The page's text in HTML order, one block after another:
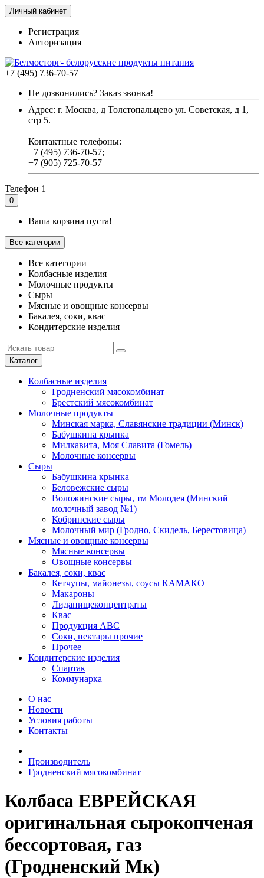
Личный кабинет
Регистрация
Авторизация
+7 (495) 736-70-57
Не дозвонились? Заказ звонка!
Адрес: г. Москва, д Толстопальцево ул. Советская, д 1,
стр 5.
Контактные телефоны:
+7 (495) 736-70-57;
+7 (905) 725-70-57
Телефон 1
0
Ваша корзина пуста!
Все категории
Все категории
Колбасные изделия
Молочные продукты
Сыры
Мясные и овощные консервы
Бакалея, соки, квас
Кондитерские изделия
Каталог
Колбасные изделия
Гродненский мясокомбинат
Брестский мясокомбинат
Молочные продукты
Минская марка, Славянские традиции (Минск)
Бабушкина крынка
Милкавита, Моя Славита (Гомель)
Молочные консервы
Сыры
Бабушкина крынка
Беловежские сыры
Воложинские сыры, тм Молодея (Минский
молочный завод №1)
Кобринские сыры
Молочный мир (Гродно, Скидель, Берестовица)
Мясные и овощные консервы
Мясные консервы
Овощные консервы
Бакалея, соки, квас
Кетчупы, майонезы, соусы КАМАКО
Макароны
Лидапищеконцентраты
Квас
Продукция АВС
Соки, нектары прочие
Прочее
Кондитерские изделия
Спартак
Коммунарка
О нас
Новости
Условия работы
Контакты
Производитель
Гродненский мясокомбинат
Колбаса ЕВРЕЙСКАЯ
оригинальная сырокопченая
бессортовая, газ
(Гродненский Мк)